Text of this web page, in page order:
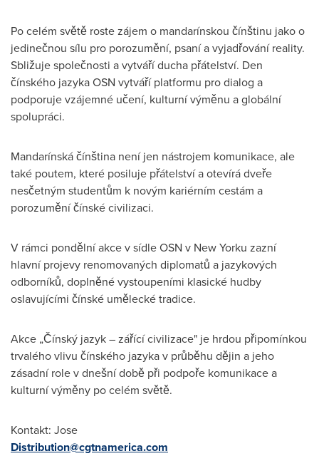
Po celém světě roste zájem o mandarínskou čínštinu jako o
jedinečnou sílu pro porozumění, psaní a vyjadřování reality.
Sbližuje společnosti a vytváří ducha přátelství. Den
čínského jazyka OSN vytváří platformu pro dialog a
podporuje vzájemné učení, kulturní výměnu a globální
spolupráci.
Mandarínská čínština není jen nástrojem komunikace, ale
také poutem, které posiluje přátelství a otevírá dveře
nesčetným studentům k novým kariérním cestám a
porozumění čínské civilizaci.
V rámci pondělní akce v sídle OSN v New Yorku zazní
hlavní projevy renomovaných diplomatů a jazykových
odborníků, doplněné vystoupeními klasické hudby
oslavujícími čínské umělecké tradice.
Akce „Čínský jazyk – zářící civilizace" je hrdou připomínkou
trvalého vlivu čínského jazyka v průběhu dějin a jeho
zásadní role v dnešní době při podpoře komunikace a
kulturní výměny po celém světě.
Kontakt: Jose
Distribution@cgtnamerica.com